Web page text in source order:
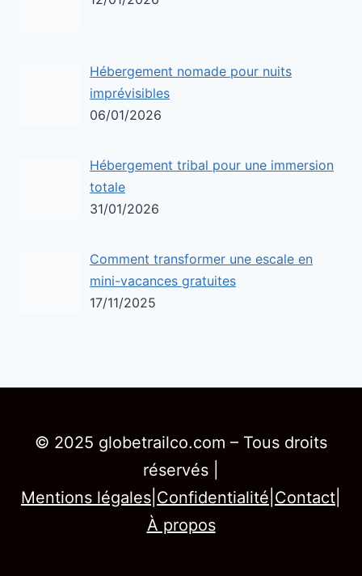
Hébergement nomade pour nuits
imprévisibles
06/01/2026
Hébergement tribal pour une immersion
totale
31/01/2026
Comment transformer une escale en
mini-vacances gratuites
17/11/2025
© 2025 globetrailco.com – Tous droits
réservés |
Mentions légales Confidentialité Contact
À propos